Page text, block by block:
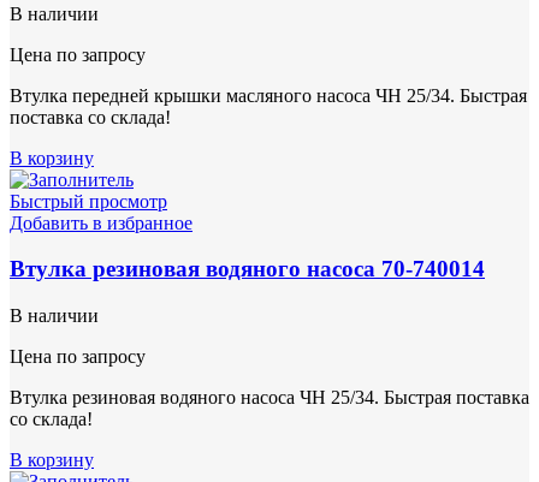
В наличии
Цена по запросу
Втулка передней крышки масляного насоса ЧН 25/34. Быстрая
поставка со склада!
В корзину
Быстрый просмотр
Добавить в избранное
Втулка резиновая водяного насоса 70-740014
В наличии
Цена по запросу
Втулка резиновая водяного насоса ЧН 25/34. Быстрая поставка
со склада!
В корзину